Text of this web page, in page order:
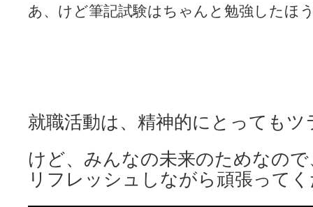
あ、けど筆記試験はちゃんと勉強したほ
就職活動は、精神的にとっても
けど、みんなの未来のためなの
リフレッシュしながら頑張って